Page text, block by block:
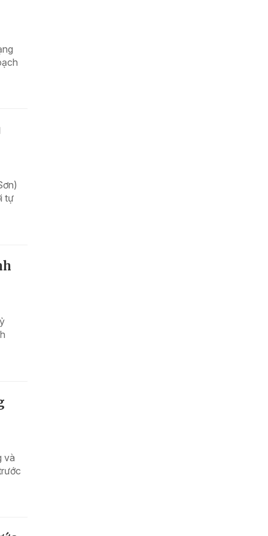
tự
và